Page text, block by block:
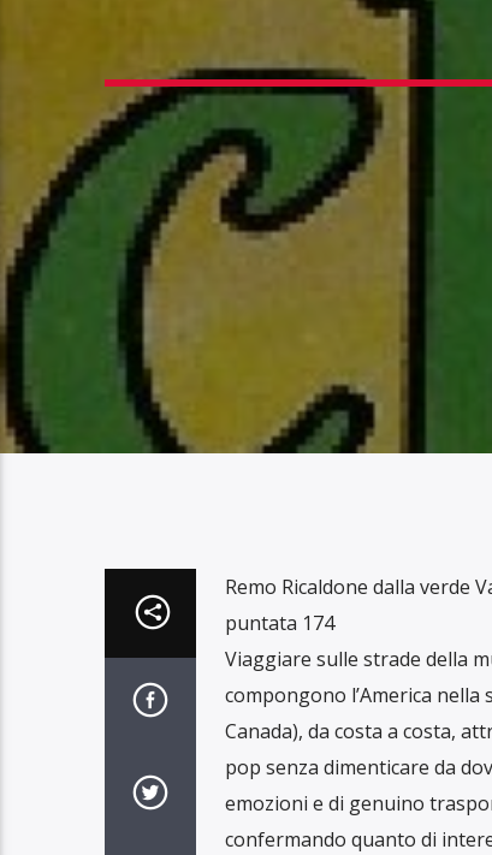
Remo Ricaldone dalla verde
puntata 174
Viaggiare sulle strade della
compongono l’America
Canada), da costa a costa,
pop senza dimenticare da
emozioni e di genuino
confermando quanto di